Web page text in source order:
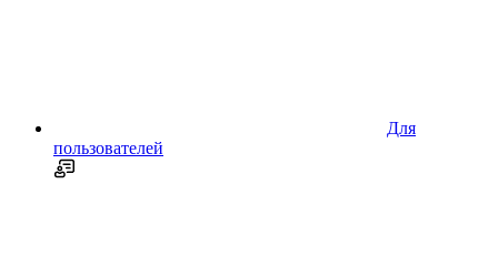
Для
пользователей